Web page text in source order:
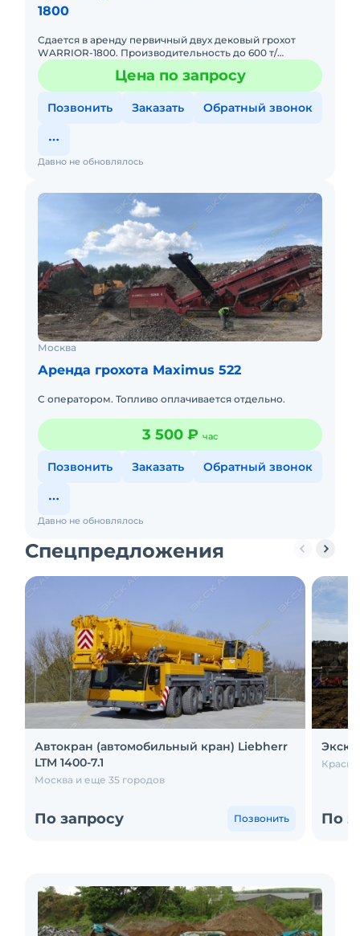
1800
Сдается в аренду первичный двух дековый грохот
WARRIOR-1800. Производительность до 600 т/
ч.просевная 4.88 на 1.52,приемный бункер 6.8 м3. А так
же сдается вт
Цена по запросу
Позвонить Заказать Обратный звонок
Давно не обновлялось
Москва
Аренда грохота Maximus 522
С оператором. Топливо оплачивается отдельно.
3 500 ₽ час
Позвонить Заказать Обратный звонок
Давно не обновлялось
Спецпредложения
Автокран (автомобильный кран) Liebherr
LTM 1400-7.1
Москва и еще 35 городов
По запросу Позвонить По